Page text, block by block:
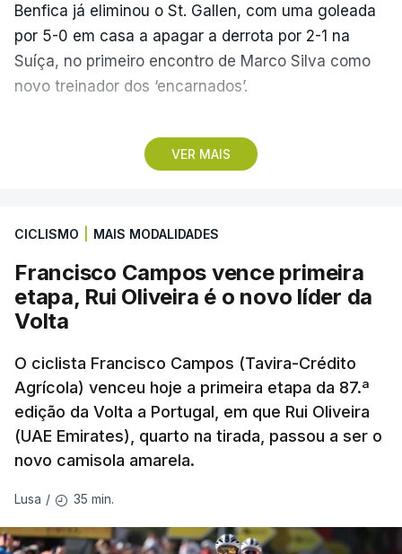
VER MAIS
Benfica já eliminou o St. Gallen, com uma goleada
por 5-0 em casa a apagar a derrota por 2-1 na
Suíça, no primeiro encontro de Marco Silva como
novo treinador dos ‘encarnados’.
Pela frente, as ‘águias’ vão ter agora o vice-
campeão escocês, que tem o português Cláudio
de serem eliminados pelos austríacos do Sturm
Graz, com um agregado de 6-0.
Caso se qualifique, o Benfica vai encontrar outra
encontro entre Aarhus, campeão dinamarquês, ou
o Sabah, campeão do Azerbaijão, sendo que, em
caso de afastamento, os 'encarnados' caem para o
play-off da Liga Conferência, encontrando os
estónios do Paide ou os austríacos do Rapid Viena.
arbitragem do romeno Marian Barbu, enquanto a
CICLISMO MAIS MODALIDADES
Francisco Campos vence primeira
etapa, Rui Oliveira é o novo líder da
Volta
O ciclista Francisco Campos (Tavira-Crédito
Agrícola) venceu hoje a primeira etapa da 87.ª
edição da Volta a Portugal, em que Rui Oliveira
(UAE Emirates), quarto na tirada, passou a ser o
novo camisola amarela.
Lusa / 35 min.